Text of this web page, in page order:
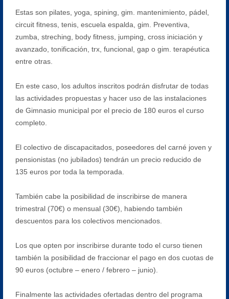
Estas son pilates, yoga, spining, gim. mantenimiento, pádel,
circuit fitness, tenis, escuela espalda, gim. Preventiva,
zumba, streching, body fitness, jumping, cross iniciación y
avanzado, tonificación, trx, funcional, gap o gim. terapéutica
entre otras.
En este caso, los adultos inscritos podrán disfrutar de todas
las actividades propuestas y hacer uso de las instalaciones
de Gimnasio municipal por el precio de 180 euros el curso
completo.
El colectivo de discapacitados, poseedores del carné joven y
pensionistas (no jubilados) tendrán un precio reducido de
135 euros por toda la temporada.
También cabe la posibilidad de inscribirse de manera
trimestral (70€) o mensual (30€), habiendo también
descuentos para los colectivos mencionados.
Los que opten por inscribirse durante todo el curso tienen
también la posibilidad de fraccionar el pago en dos cuotas de
90 euros (octubre – enero / febrero – junio).
Finalmente las actividades ofertadas dentro del programa